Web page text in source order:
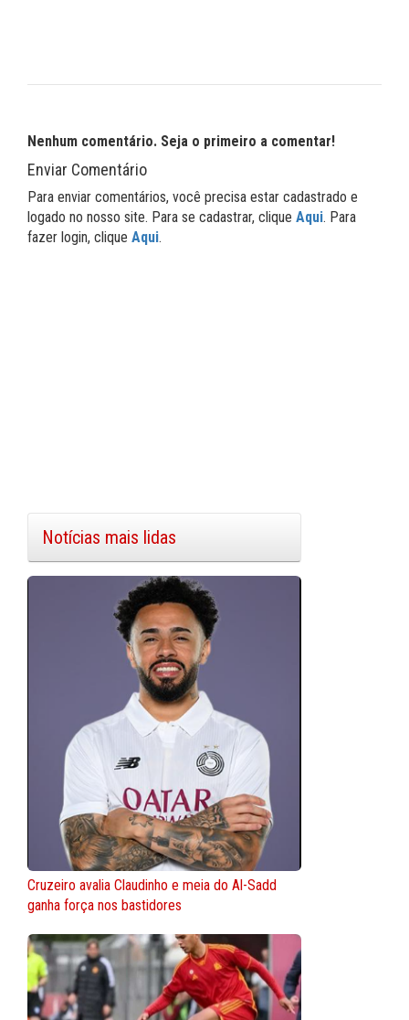
Nenhum comentário. Seja o primeiro a comentar!
Enviar Comentário
Para enviar comentários, você precisa estar cadastrado e
logado no nosso site. Para se cadastrar, clique Aqui. Para
fazer login, clique Aqui.
Notícias mais lidas
Cruzeiro avalia Claudinho e meia do Al-Sadd
ganha força nos bastidores